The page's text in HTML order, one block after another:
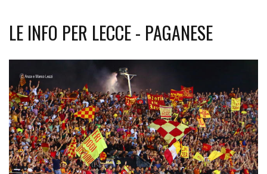
LE INFO PER LECCE - PAGANESE